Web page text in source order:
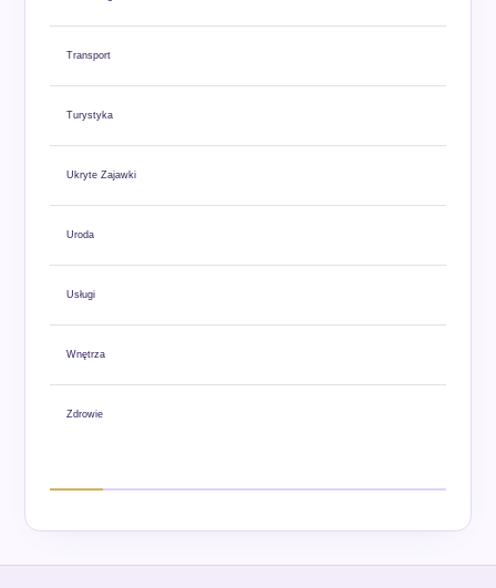
Transport
Turystyka
Ukryte Zajawki
Uroda
Usługi
Wnętrza
Zdrowie